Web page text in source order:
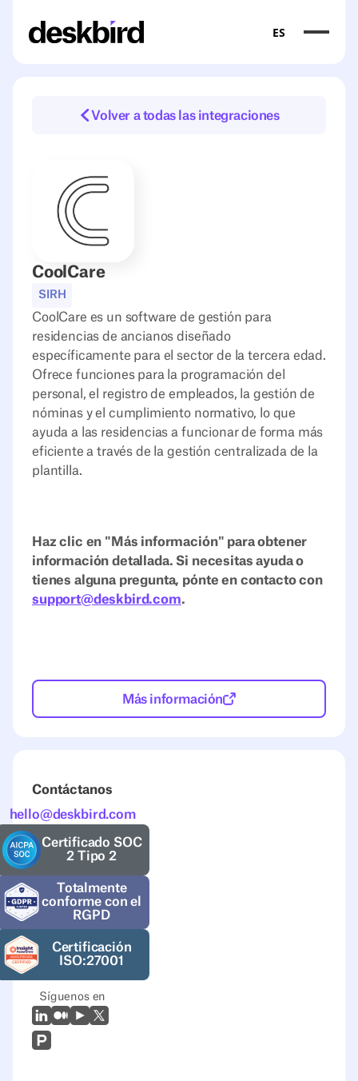
ES
Volver a todas las integraciones
CoolCare
SIRH
CoolCare es un software de gestión para
residencias de ancianos diseñado
específicamente para el sector de la tercera edad.
Ofrece funciones para la programación del
personal, el registro de empleados, la gestión de
nóminas y el cumplimiento normativo, lo que
ayuda a las residencias a funcionar de forma más
eficiente a través de la gestión centralizada de la
plantilla.
Haz clic en "Más información" para obtener
información detallada. Si necesitas ayuda o
tienes alguna pregunta, pónte en contacto con
support@deskbird.com.
Más información
Contáctanos
hello@deskbird.com
Certificado SOC
2 Tipo 2
Totalmente
conforme con el
RGPD
Certificación
ISO:27001
Síguenos en
LinkedIn
Mediano
YoutubeX (Twitter)
Prodcut Hunt